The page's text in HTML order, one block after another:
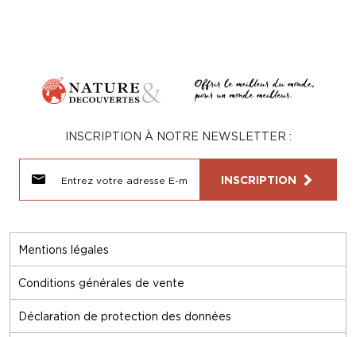
Mentions légales
Conditions générales de vente
Déclaration de protection des données
INSCRIPTION À NOTRE NEWSLETTER :
INSCRIPTION